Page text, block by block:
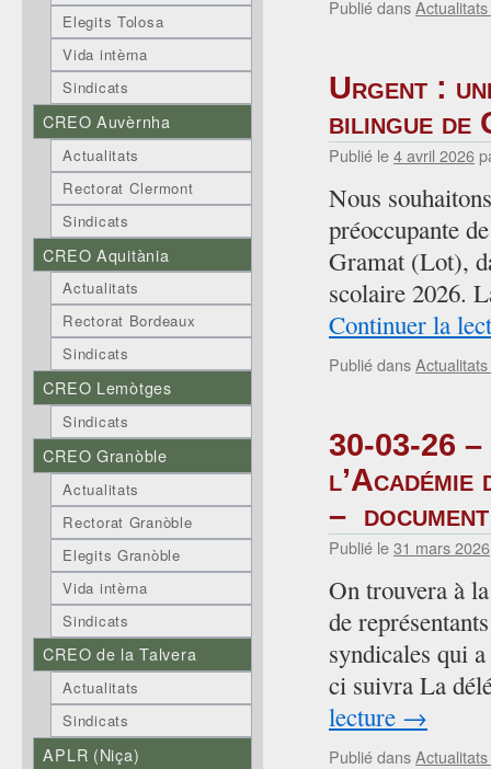
Publié dans
Urgent :
bilingue de
Publié le4 avril 2026
Nous
préoccupante
Gramat (Lot),
scolaire 2026.
Continuer la
Publié dans
30-03-26 –
–
Publié le31 mars 2026
On trouvera à
de
syndicales qui
ci suivra La
lecture →
Publié dans
Elegits Tolosa
Vida intèrna
Sindicats
CREO Auvèrnha
Actualitats
Rectorat Clermont
Sindicats
CREO Aquitània
Actualitats
Rectorat Bordeaux
Sindicats
CREO Lemòtges
Sindicats
CREO Granòble
Actualitats
Rectorat Granòble
Elegits Granòble
Vida intèrna
Sindicats
CREO de la Talvera
Actualitats
Sindicats
APLR (Niça)